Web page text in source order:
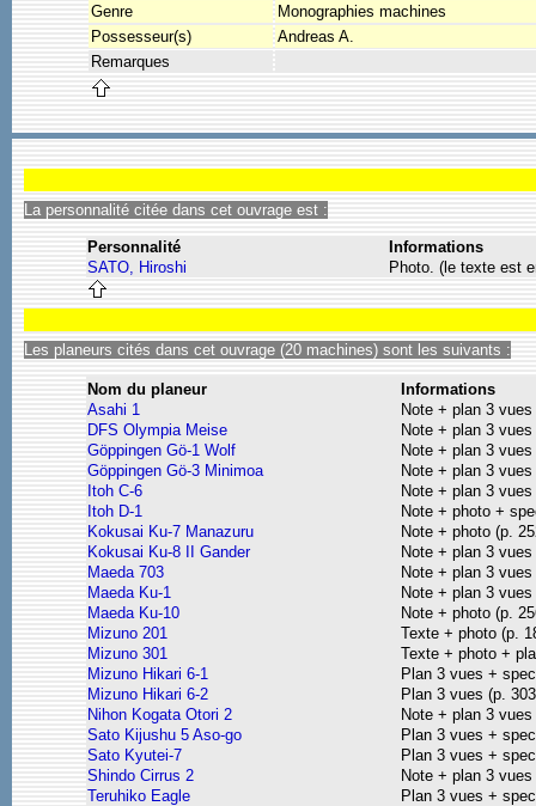
Genre
Monographies machines
Possesseur(s)
Andreas A.
Remarques
La personnalité citée dans cet ouvrage est :
Personnalité
Informations
SATO, Hiroshi
Photo. (le texte est
Les planeurs cités dans cet ouvrage (20 machines) sont les suivants :
Nom du planeur
Informations
Asahi 1
Note + plan 3
DFS Olympia Meise
Note + plan 3
Göppingen Gö-1 Wolf
Note + plan 3
Göppingen Gö-3 Minimoa
Note + plan 3
Itoh C-6
Note + plan 3
Itoh D-1
Note + photo +
Kokusai Ku-7 Manazuru
Note + photo (p.
Kokusai Ku-8 II Gander
Note + plan 3
Maeda 703
Note + plan 3
Maeda Ku-1
Note + plan 3
Maeda Ku-10
Note + photo (p.
Mizuno 201
Texte + photo (p.
Mizuno 301
Texte + photo +
Mizuno Hikari 6-1
Plan 3 vues +
Mizuno Hikari 6-2
Plan 3 vues (p.
Nihon Kogata Otori 2
Note + plan 3
Sato Kijushu 5 Aso-go
Plan 3 vues +
Sato Kyutei-7
Plan 3 vues +
Shindo Cirrus 2
Note + plan 3
Teruhiko Eagle
Plan 3 vues +